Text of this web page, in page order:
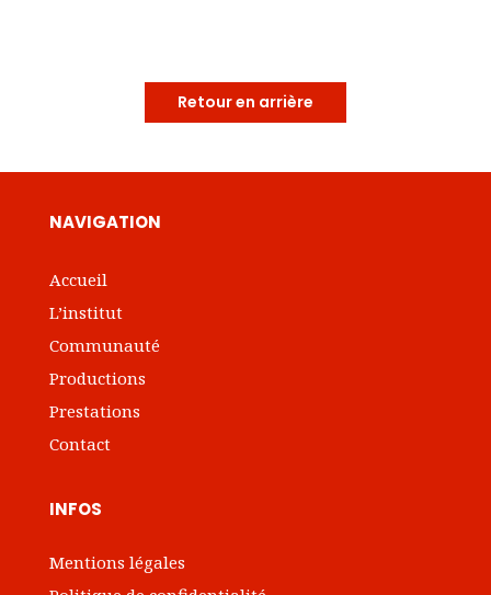
Retour en arrière
NAVIGATION
Accueil
L’institut
Communauté
Productions
Prestations
Contact
INFOS
Mentions légales